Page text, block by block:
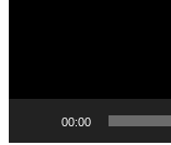
00:00